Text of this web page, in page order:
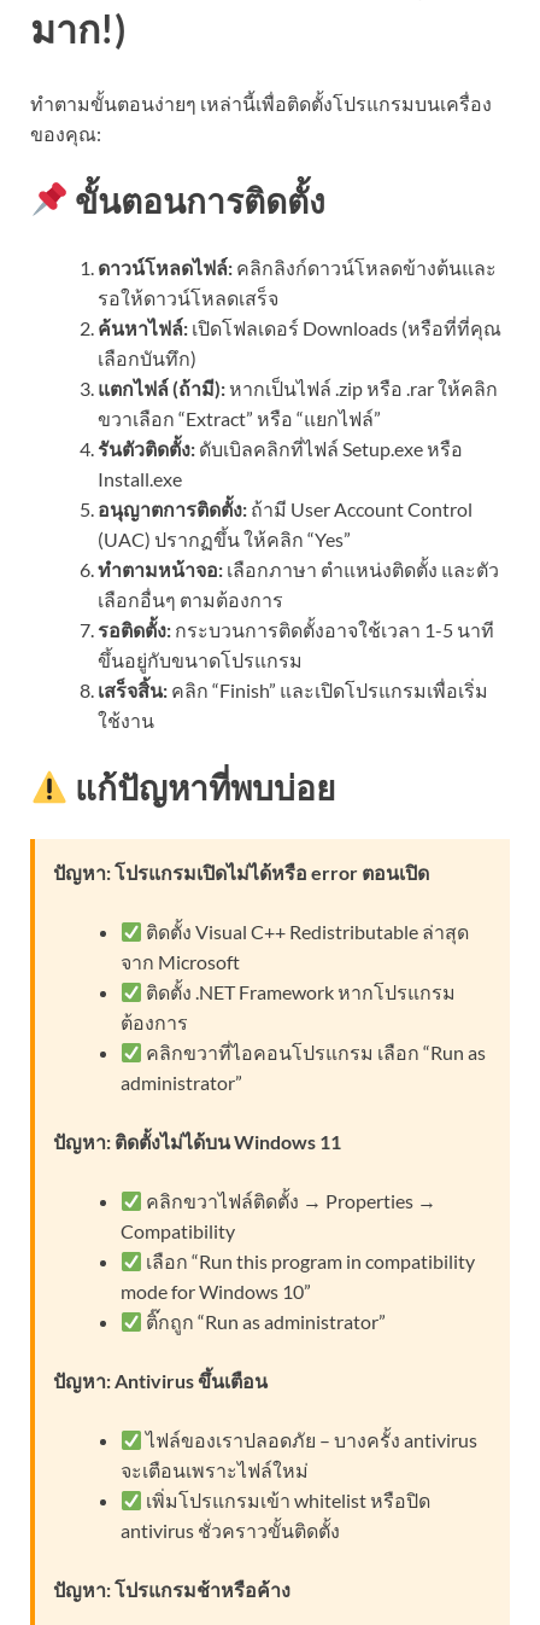
มาก!)
ทำตามขั้นตอนง่ายๆ เหล่านี้เพื่อติดตั้งโปรแกรมบนเครื่อง
ของคุณ:
ขั้นตอนการติดตั้ง
ดาวน์โหลดไฟล์: คลิกลิงก์ดาวน์โหลดข้างต้นและ
รอให้ดาวน์โหลดเสร็จ
ค้นหาไฟล์: เปิดโฟลเดอร์ Downloads (หรือที่ที่คุณ
เลือกบันทึก)
แตกไฟล์ (ถ้ามี):หากเป็นไฟล์ .zip หรือ .rar ให้คลิก
ขวาเลือก “Extract” หรือ “แยกไฟล์”
รันตัวติดตั้ง: ดับเบิลคลิกที่ไฟล์ Setup.exe หรือ
Install.exe
อนุญาตการติดตั้ง: ถ้ามี User Account Control
(UAC) ปรากฏขึ้น ให้คลิก “Yes”
ทำตามหน้าจอ: เลือกภาษา ตำแหน่งติดตั้ง และตัว
เลือกอื่นๆ ตามต้องการ
รอติดตั้ง: กระบวนการติดตั้งอาจใช้เวลา 1-5 นาที
ขึ้นอยู่กับขนาดโปรแกรม
เสร็จสิ้น: คลิก “Finish” และเปิดโปรแกรมเพื่อเริ่ม
ใช้งาน
แก้ปัญหาที่พบบ่อย
ปัญหา: โปรแกรมเปิดไม่ได้หรือ error ตอนเปิด
ติดตั้ง Visual C++ Redistributable ล่าสุด
จาก Microsoft
ติดตั้ง .NET Framework หากโปรแกรม
ต้องการ
คลิกขวาที่ไอคอนโปรแกรม เลือก “Run as
administrator”
ปัญหา: ติดตั้งไม่ได้บน Windows 11
คลิกขวาไฟล์ติดตั้ง → Properties →
Compatibility
เลือก “Run this program in compatibility
mode for Windows 10”
ติ๊กถูก “Run as administrator”
ปัญหา: Antivirus ขึ้นเตือน
ไฟล์ของเราปลอดภัย – บางครั้ง antivirus
จะเตือนเพราะไฟล์ใหม่
เพิ่มโปรแกรมเข้า whitelist หรือปิด
antivirus ชั่วคราวขั้นติดตั้ง
ปัญหา: โปรแกรมช้าหรือค้าง